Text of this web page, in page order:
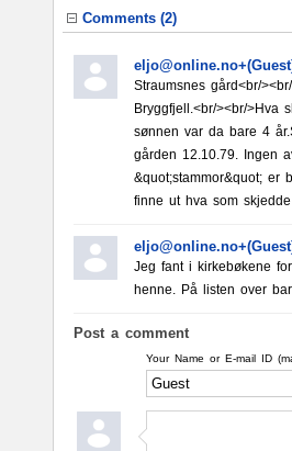
Comments (2)
Straumsnes gård<br/
Bryggfjell.<br/><br/
sønnen var da bare 4
gården 12.10.79. Ingen
&quot;stammor&quot;
finne ut hva som
Jeg fant i kirkebøkene
henne. På listen over
Post a comment
Your Name or E-mail ID